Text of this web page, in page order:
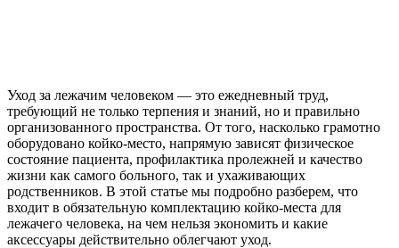
Уход за лежачим человеком — это ежедневный труд,
требующий не только терпения и знаний, но и правильно
организованного пространства. От того, насколько грамотно
оборудовано койко-место, напрямую зависят физическое
состояние пациента, профилактика пролежней и качество
жизни как самого больного, так и ухаживающих
родственников. В этой статье мы подробно разберем, что
входит в обязательную комплектацию койко-места для
лежачего человека, на чем нельзя экономить и какие
аксессуары действительно облегчают уход.